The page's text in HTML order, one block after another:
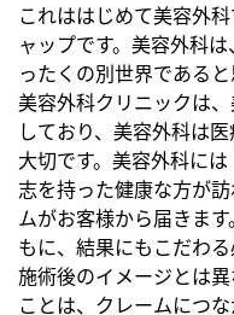
これははじめて美容外
ャップです。美容外科
ったくの別世界である
美容外科クリニックは
しており、美容外科は
大切です。美容外科に
志を持った健康な方が
ムがお客様から届きま
もに、結果にもこだわ
施術後のイメージとは
ことは、クレームにつ